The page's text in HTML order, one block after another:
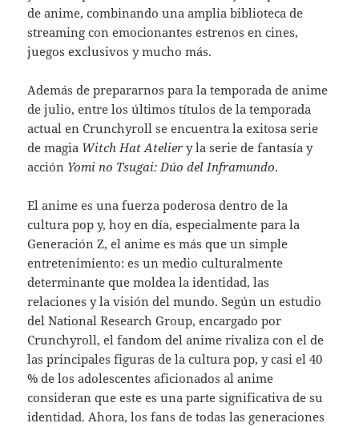
de anime, combinando una amplia biblioteca de
streaming con emocionantes estrenos en cines,
juegos exclusivos y mucho más.
Además de prepararnos para la temporada de anime
de julio, entre los últimos títulos de la temporada
actual en Crunchyroll se encuentra la exitosa serie
de magia Witch Hat Atelier y la serie de fantasía y
acción Yomi no Tsugai: Dúo del Inframundo.
El anime es una fuerza poderosa dentro de la
cultura pop y, hoy en día, especialmente para la
Generación Z, el anime es más que un simple
entretenimiento: es un medio culturalmente
determinante que moldea la identidad, las
relaciones y la visión del mundo. Según un estudio
del National Research Group, encargado por
Crunchyroll, el fandom del anime rivaliza con el de
las principales figuras de la cultura pop, y casi el 40
% de los adolescentes aficionados al anime
consideran que este es una parte significativa de su
identidad. Ahora, los fans de todas las generaciones